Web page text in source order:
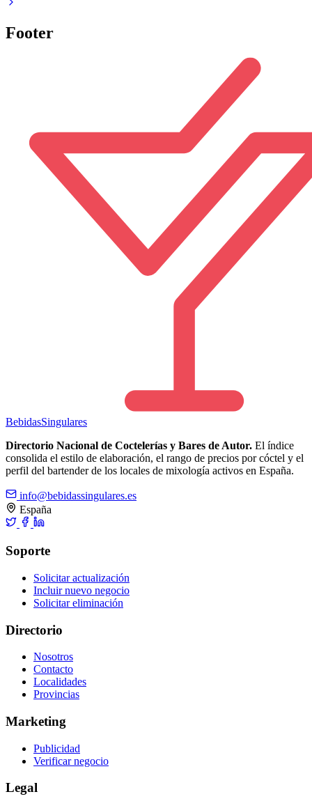
Footer
BebidasSingulares
Directorio Nacional de Coctelerías y Bares de Autor. El índice
consolida el estilo de elaboración, el rango de precios por cóctel y el
perfil del bartender de los locales de mixología activos en España.
info@bebidassingulares.es
España
Soporte
Solicitar actualización
Incluir nuevo negocio
Solicitar eliminación
Directorio
Nosotros
Contacto
Localidades
Provincias
Marketing
Publicidad
Verificar negocio
Legal